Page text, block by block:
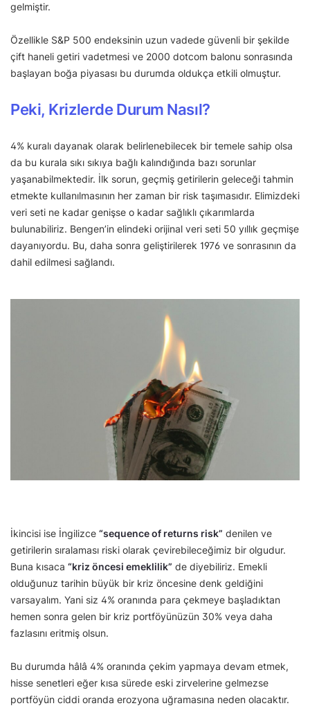
gelmiştir.
Özellikle S&P 500 endeksinin uzun vadede güvenli bir şekilde
çift haneli getiri vadetmesi ve 2000 dotcom balonu sonrasında
başlayan boğa piyasası bu durumda oldukça etkili olmuştur.
Peki, Krizlerde Durum Nasıl?
4% kuralı dayanak olarak belirlenebilecek bir temele sahip olsa
da bu kurala sıkı sıkıya bağlı kalındığında bazı sorunlar
yaşanabilmektedir. İlk sorun, geçmiş getirilerin geleceği tahmin
etmekte kullanılmasının her zaman bir risk taşımasıdır. Elimizdeki
veri seti ne kadar genişse o kadar sağlıklı çıkarımlarda
bulunabiliriz. Bengen’in elindeki orijinal veri seti 50 yıllık geçmişe
dayanıyordu. Bu, daha sonra geliştirilerek 1976 ve sonrasının da
dahil edilmesi sağlandı.
İkincisi ise İngilizce “sequence of returns risk” denilen ve
getirilerin sıralaması riski olarak çevirebileceğimiz bir olgudur.
Buna kısaca “kriz öncesi emeklilik” de diyebiliriz. Emekli
olduğunuz tarihin büyük bir kriz öncesine denk geldiğini
varsayalım. Yani siz 4% oranında para çekmeye başladıktan
hemen sonra gelen bir kriz portföyünüzün 30% veya daha
fazlasını eritmiş olsun.
Bu durumda hâlâ 4% oranında çekim yapmaya devam etmek,
hisse senetleri eğer kısa sürede eski zirvelerine gelmezse
portföyün ciddi oranda erozyona uğramasına neden olacaktır.